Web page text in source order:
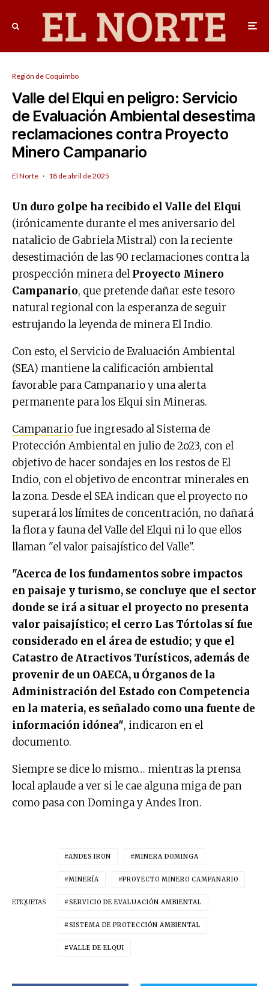
Región de Coquimbo
Valle del Elqui en peligro: Servicio
de Evaluación Ambiental desestima
reclamaciones contra Proyecto
Minero Campanario
El Norte · 18 de abril de 2025
Un duro golpe ha recibido el Valle del Elqui
(irónicamente durante el mes aniversario del
natalicio de Gabriela Mistral) con la reciente
desestimación de las 90 reclamaciones contra la
prospección minera delProyecto Minero
Campanario, que pretende dañar este tesoro
natural regional con la esperanza de seguir
estrujando la leyenda de minera El Indio.
Con esto, el Servicio de Evaluación Ambiental
(SEA) mantiene la calificación ambiental
favorable para Campanario y una alerta
permanente para los Elqui sin Mineras.
Campanariofue ingresado al Sistema de
Protección Ambiental en julio de 2o23, con el
objetivo de hacer sondajes en los restos de El
Indio, con el objetivo de encontrar minerales en
la zona. Desde el SEA indican que el proyecto no
superará los límites de concentración, no dañará
la flora y fauna del Valle del Elqui ni lo que ellos
llaman "el valor paisajístico del Valle".
"Acerca de los fundamentos sobre impactos
en paisaje y turismo, se concluye que el sector
donde se irá a situar el proyecto no presenta
valor paisajístico; el cerro Las Tórtolas sí fue
considerado en el área de estudio; y que el
Catastro de Atractivos Turísticos, además de
provenir de un OAECA, u Órganos de la
Administración del Estado con Competencia
en la materia, es señalado como una fuente de
información idónea", indicaron en el
documento.
Siempre se dice lo mismo… mientras la prensa
local aplaude a ver si le cae alguna miga de pan
como pasa con Dominga y Andes Iron.
ETIQUETAS
ANDES IRON MINERA DOMINGA
MINERÍA PROYECTO MINERO CAMPANARIO
SERVICIO DE EVALUACIÓN AMBIENTAL
SISTEMA DE PROTECCIÓN AMBIENTAL
VALLE DE ELQUI